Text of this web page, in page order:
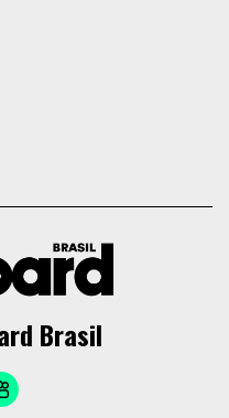
Brasil